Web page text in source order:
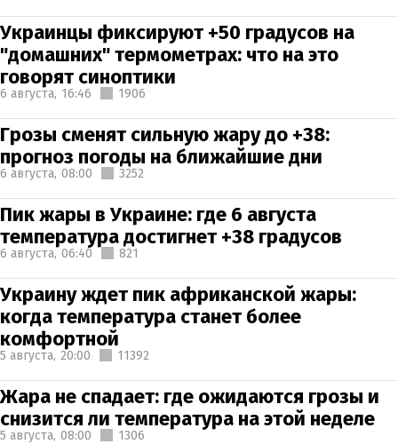
Украинцы фиксируют +50 градусов на
"домашних" термометрах: что на это
говорят синоптики
6 августа, 16:46 1906
Грозы сменят сильную жару до +38:
прогноз погоды на ближайшие дни
6 августа, 08:00 3252
Пик жары в Украине: где 6 августа
температура достигнет +38 градусов
6 августа, 06:40 821
Украину ждет пик африканской жары:
когда температура станет более
комфортной
5 августа, 20:00 11392
Жара не спадает: где ожидаются грозы и
снизится ли температура на этой неделе
5 августа, 08:00 1306